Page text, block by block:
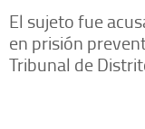
El sujeto fue
en prisión
Tribunal de